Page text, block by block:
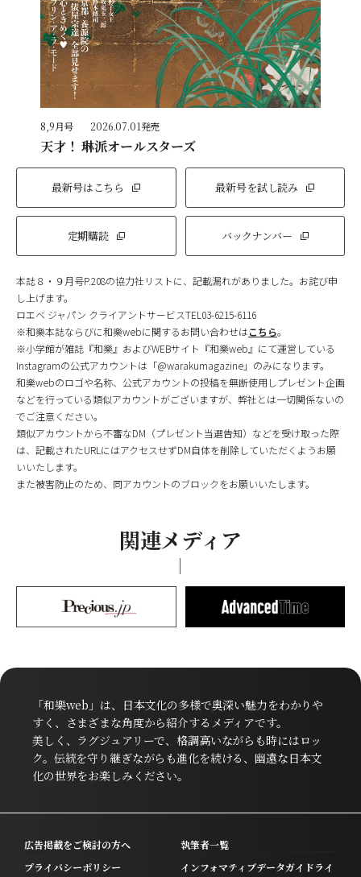
8,9月号 2026.07.01発売
天才！ 琳派オールスターズ
最新号はこちら 最新号を試し読み
定期購読 バックナンバー
本誌８・９月号P.208の協力社リストに、記載漏れがありました。お詫び申
し上げます。
ロエベ ジャパン クライアントサービスTEL03-6215-6116
※和樂本誌ならびに和樂webに関するお問い合わせはこちら。
※小学館が雑誌『和樂』およびWEBサイト『和樂web』にて運営している
Instagramの公式アカウントは「@warakumagazine」のみになります。
和樂webのロゴや名称、公式アカウントの投稿を無断使用しプレゼント企画
などを行っている類似アカウントがございますが、弊社とは一切関係ないの
でご注意ください。
類似アカウントから不審なDM（プレゼント当選告知）などを受け取った際
は、記載されたURLにはアクセスせずDM自体を削除していただくようお願
いいたします。
また被害防止のため、同アカウントのブロックをお願いいたします。
関連メディア
「和樂web」は、日本文化の多様で奥深い魅力をわかりや
すく、さまざまな角度から紹介するメディアです。
美しく、ラグジュアリーで、格調高いながらも時にはロッ
ク。伝統を守り継ぎながらも進化を続ける、幽遠な日本文
化の世界をお楽しみください。
広告掲載をご検討の方へ
執筆者一覧
プライバシーポリシー
インフォマティブデータガイドライ